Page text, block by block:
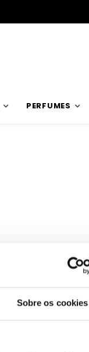
Sobre os cookies
PERFUMES